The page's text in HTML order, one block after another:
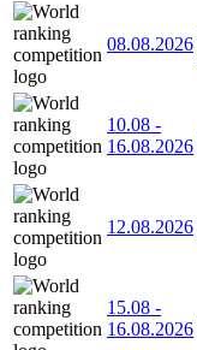
08.08.2026
10.08 -
16.08.2026
12.08.2026
15.08 -
16.08.2026